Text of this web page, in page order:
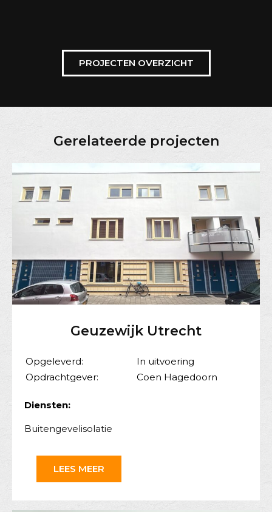
PROJECTEN OVERZICHT
Gerelateerde projecten
Geuzewijk Utrecht
Opgeleverd:
In uitvoering
Opdrachtgever:
Coen Hagedoorn
Diensten:
Buitengevelisolatie
LEES MEER